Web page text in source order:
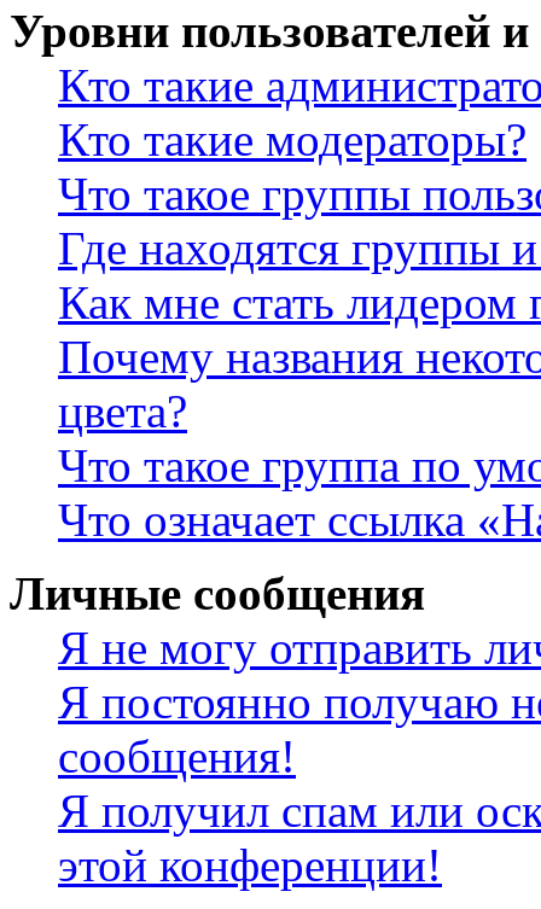
Уровни пользователей
Кто такие
Кто такие модераторы?
Что такое группы
Где находятся группы
Как мне стать лидером
Почему названия
цвета?
Что такое группа по
Что означает ссылка
Личные сообщения
Я не могу отправить
Я постоянно получаю
сообщения!
Я получил спам или
этой конференции!